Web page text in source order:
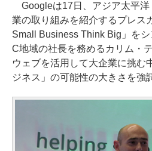
Googleは17日、アジア太平洋
業の取り組みを紹介するプレス
Small Business Think Big」を
C地域の社長を務めるカリム・
ウェブを活用して大企業に挑む
ジネス」の可能性の大きさを強